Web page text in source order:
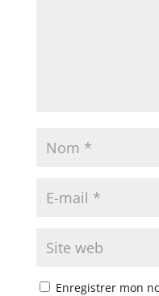
Enregistrer mon